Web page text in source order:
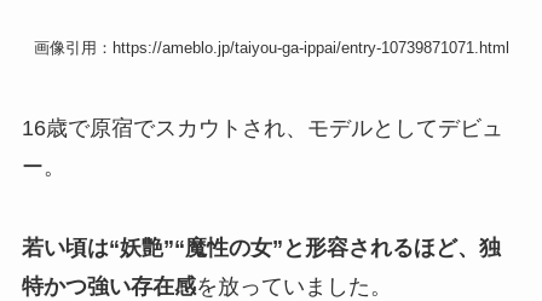
画像引用：https://ameblo.jp/taiyou-ga-ippai/entry-10739871071.html
16歳で原宿でスカウトされ、モデルとしてデビュ
ー。
若い頃は“妖艶”“魔性の女”と形容されるほど、独
特かつ強い存在感を放っていました。